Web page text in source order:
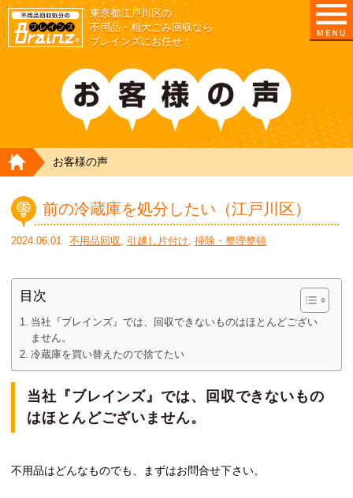
東京都江戸川区の
不用品・粗大ごみ回収なら
ブレインズにお任せ！
HOME
お客様の声
前の冷蔵庫を処分したい（江戸川区）
2024.06.01 不用品回収, 引越し片付け, 掃除・整理整頓
目次
当社『ブレインズ』では、回収できないものはほとんどござい
ません。
冷蔵庫を買い替えたので捨てたい
当社『ブレインズ』では、回収できないもの
はほとんどございません。
不用品はどんなものでも、まずはお問合せ下さい。